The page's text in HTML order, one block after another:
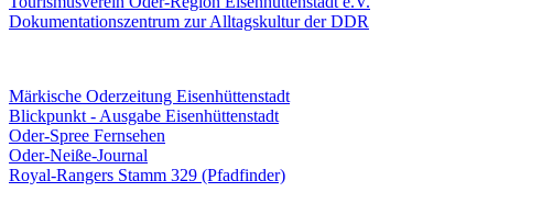
Dokumentationszentrum zur Alltagskultur der DDR
Märkische Oderzeitung Eisenhüttenstadt
Blickpunkt - Ausgabe Eisenhüttenstadt
Oder-Spree Fernsehen
Oder-Neiße-Journal
Royal-Rangers Stamm 329 (Pfadfinder)